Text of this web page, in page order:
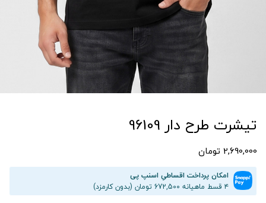
تیشرت طرح دار 96109
2,690,000 تومان
امکان پرداخت اقساطیِ اسنپ پی
۴ قسط ماهیانه 672,500 تومان (بدون کارمزد)